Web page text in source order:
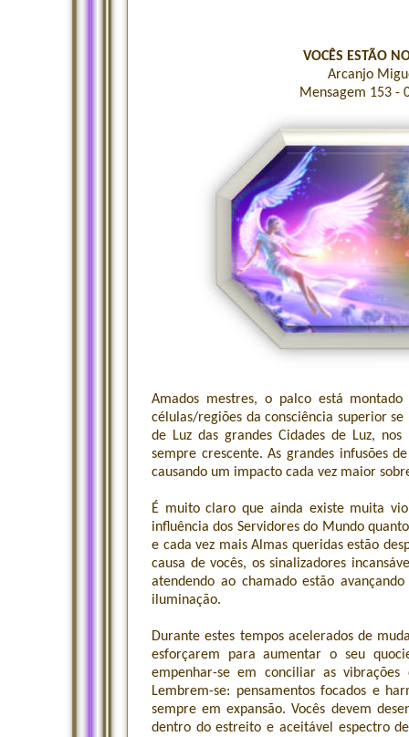
VOCÊS ESTÃO
Arcanjo
Mensagem 153 -
Amados mestres, o palco está
células/regiões da consciência superior
de Luz das grandes Cidades de Luz,
sempre crescente. As grandes infusões
causando um impacto cada vez maior
É muito claro que ainda existe muita
influência dos Servidores do Mundo
e cada vez mais Almas queridas estão
causa de vocês, os sinalizadores
atendendo ao chamado estão
iluminação.
Durante estes tempos acelerados de
esforçarem para aumentar o seu
empenhar-se em conciliar as
Lembrem-se: pensamentos focados e
sempre em expansão. Vocês devem
dentro do estreito e aceitável espectro